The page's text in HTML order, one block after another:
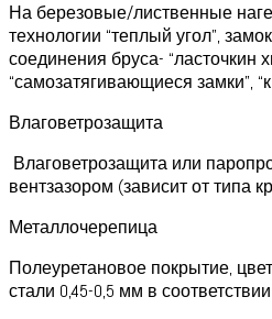
На березовые/лиственные
технологии “теплый угол”,
соединения бруса- “ласточкин
“самозатягивающиеся замки”,
Влаговетрозащита
Влаговетрозащита или
вентзазором (зависит от типа
Металлочерепица
Полеуретановое покрытие,
стали 0,45-0,5 мм в